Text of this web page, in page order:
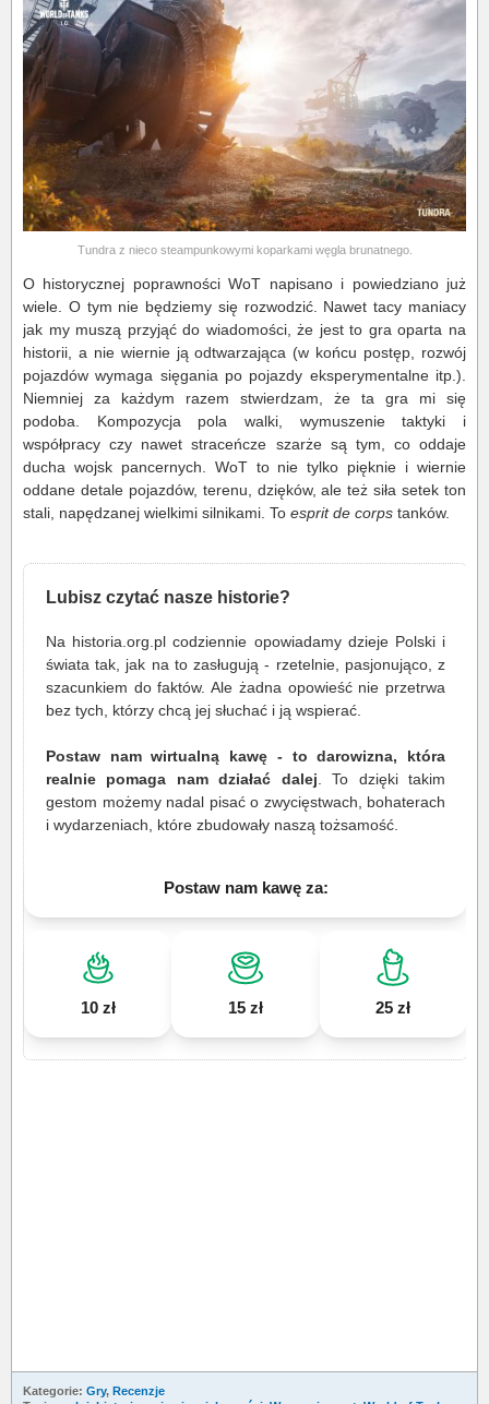
Tundra z nieco steampunkowymi koparkami węgla brunatnego.
O historycznej poprawności WoT napisano i powiedziano już
wiele. O tym nie będziemy się rozwodzić. Nawet tacy maniacy
jak my muszą przyjąć do wiadomości, że jest to gra oparta na
historii, a nie wiernie ją odtwarzająca (w końcu postęp, rozwój
pojazdów wymaga sięgania po pojazdy eksperymentalne itp.).
Niemniej za każdym razem stwierdzam, że ta gra mi się
podoba. Kompozycja pola walki, wymuszenie taktyki i
współpracy czy nawet straceńcze szarże są tym, co oddaje
ducha wojsk pancernych. WoT to nie tylko pięknie i wiernie
oddane detale pojazdów, terenu, dzięków, ale też siła setek ton
stali, napędzanej wielkimi silnikami. To esprit de corps tanków.
Lubisz czytać nasze historie?
Na historia.org.pl codziennie opowiadamy dzieje Polski i
świata tak, jak na to zasługują - rzetelnie, pasjonująco, z
szacunkiem do faktów. Ale żadna opowieść nie przetrwa
bez tych, którzy chcą jej słuchać i ją wspierać.
Postaw nam wirtualną kawę - to darowizna, która
realnie pomaga nam działać dalej . To dzięki takim
gestom możemy nadal pisać o zwycięstwach, bohaterach
i wydarzeniach, które zbudowały naszą tożsamość.
Postaw nam kawę za:
10 zł 15 zł 25 zł
Kategorie: Gry, Recenzje